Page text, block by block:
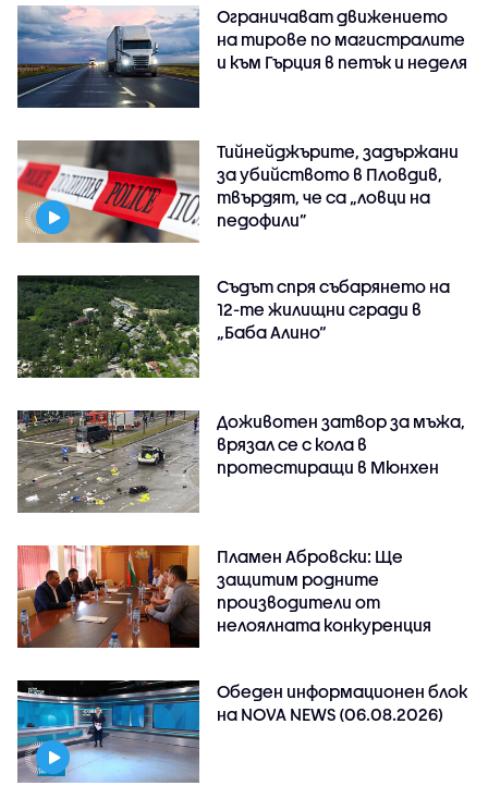
Ограничават движението
на тирове по магистралите
и към Гърция в петък и неделя
Тийнейджърите, задържани
за убийството в Пловдив,
твърдят, че са „ловци на
педофили”
Съдът спря събарянето на
12-те жилищни сгради в
„Баба Алино“
Доживотен затвор за мъжа,
врязал се с кола в
протестиращи в Мюнхен
Пламен Абровски: Ще
защитим родните
производители от
нелоялната конкуренция
Обеден информационен блок
на NOVA NEWS (06.08.2026)